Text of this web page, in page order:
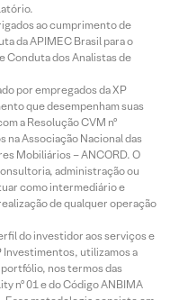
ao cumprimento de
da APIMEC Brasil para o
Conduta dos Analistas de
por empregados da XP
que desempenham suas
a Resolução CVM nº
Associação Nacional das
Mobiliários – ANCORD. O
administração ou
como intermediário e
de qualquer operação
do investidor aos serviços e
utilizamos a
nos termos das
nº 01 e do Código ANBIMA